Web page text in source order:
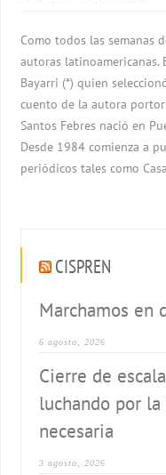
Como todos las semanas
autoras latinoamericanas.
Bayarri (*) quien
cuento de la autora
Santos Febres nació en
Desde 1984 comienza a
periódicos tales como
CISPREN
Marchamos en
6 agosto, 2026
Cierre de
luchando por
necesaria
3 agosto, 2026